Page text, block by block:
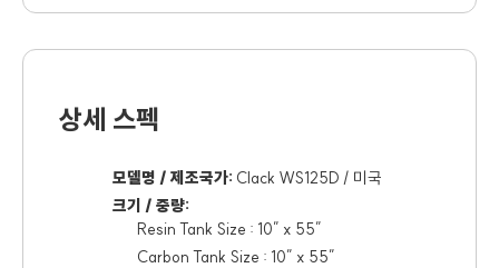
상세 스펙
모델명 / 제조국가: Clack WS125D / 미국
크기 / 중량:
Resin Tank Size : 10” x 55”
Carbon Tank Size : 10” x 55”